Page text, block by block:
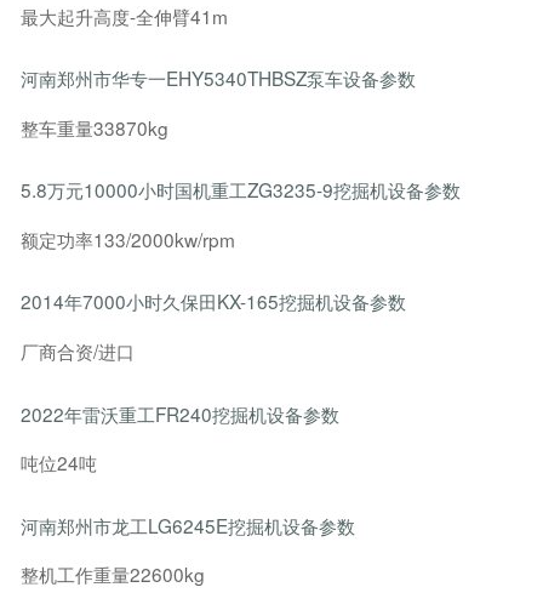
最大起升高度-全伸臂41m
河南郑州市华专一EHY5340THBSZ泵车设备参数
整车重量33870kg
5.8万元10000小时国机重工ZG3235-9挖掘机设备参数
额定功率133/2000kw/rpm
2014年7000小时久保田KX-165挖掘机设备参数
厂商合资/进口
2022年雷沃重工FR240挖掘机设备参数
吨位24吨
河南郑州市龙工LG6245E挖掘机设备参数
整机工作重量22600kg